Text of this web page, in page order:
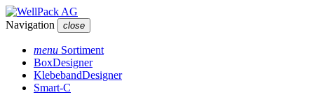
Navigation close
menu Sortiment
BoxDesigner
KlebebandDesigner
Smart-C